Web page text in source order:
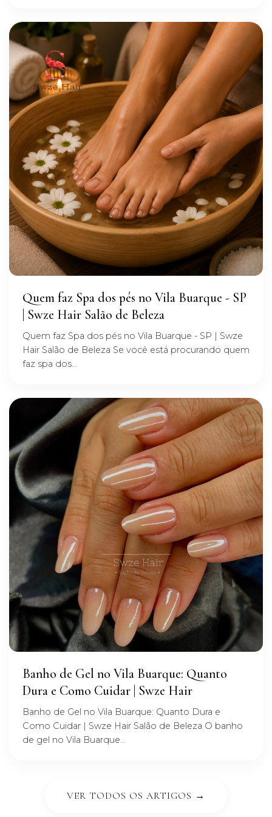
Quem faz Spa dos pés no Vila Buarque - SP
| Swze Hair Salão de Beleza
Quem faz Spa dos pés no Vila Buarque - SP | Swze
Hair Salão de Beleza Se você está procurando quem
faz spa dos...
Banho de Gel no Vila Buarque: Quanto
Dura e Como Cuidar | Swze Hair
Banho de Gel no Vila Buarque: Quanto Dura e
Como Cuidar | Swze Hair Salão de Beleza O banho
de gel no Vila Buarque...
VER TODOS OS ARTIGOS →